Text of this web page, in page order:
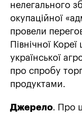
нелегального
окупаційної
провели
Північної
української
про спробу
продуктами.
Джерело. Про